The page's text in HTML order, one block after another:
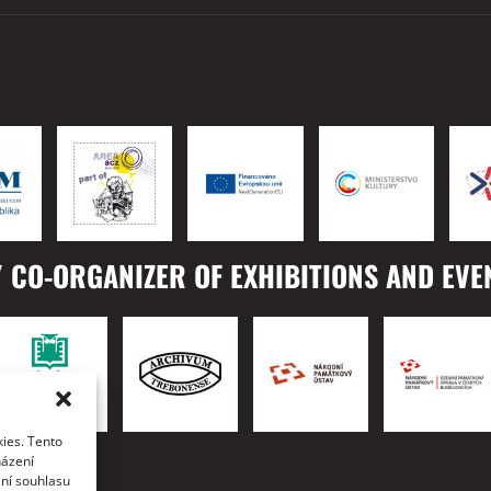
Tento
souhlasu
ORGANIZER OF EXHIBITIONS AND